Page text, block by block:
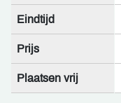
Eindtijd
Prijs
Plaatsen vrij